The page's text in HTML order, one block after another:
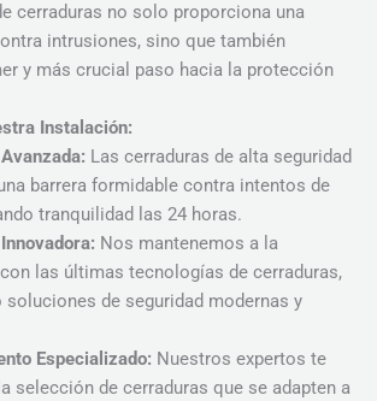
cerraduras no solo proporciona una
intrusiones, sino que también
y más crucial paso hacia la protección
Instalación:
Las cerraduras de alta seguridad
barrera formidable contra intentos de
tranquilidad las 24 horas.
Nos mantenemos a la
las últimas tecnologías de cerraduras,
soluciones de seguridad modernas y
Especializado: Nuestros expertos te
selección de cerraduras que se adapten a